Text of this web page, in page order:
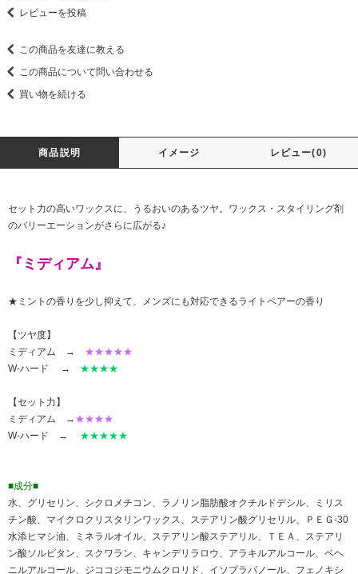
レビューを投稿
この商品を友達に教える
この商品について問い合わせる
買い物を続ける
商品説明 イメージ レビュー(0)
セット力の高いワックスに、うるおいのあるツヤ。ワックス・スタイリング剤
のバリーエーションがさらに広がる♪
『ミディアム』
★ミントの香りを少し抑えて、メンズにも対応できるライトペアーの香り
【ツヤ度】
ミディアム → ★★★★★
W-ハード → ★★★★
【セット力】
ミディアム → ★★★★
W-ハード → ★★★★★
■成分■
水、グリセリン、シクロメチコン、ラノリン脂肪酸オクチルドデシル、ミリス
チン酸、マイクロクリスタリンワックス、ステアリン酸グリセリル、ＰＥＧ-30
水添ヒマシ油、ミネラルオイル、ステアリン酸ステアリル、ＴＥＡ、ステアリ
ン酸ソルビタン、スクワラン、キャンデリラロウ、アラキルアルコール、ベヘ
ニルアルコール、ジココジモニウムクロリド、イソプラパノール、フェノキシ